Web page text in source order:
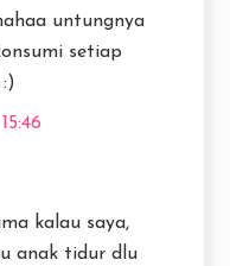
untungnya
setiap
kalau saya,
anak tidur dlu